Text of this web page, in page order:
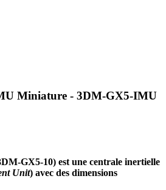
Miniature - 3DM-GX5-IMU
GX5-10) est une centrale inertielle
Unit) avec des dimensions